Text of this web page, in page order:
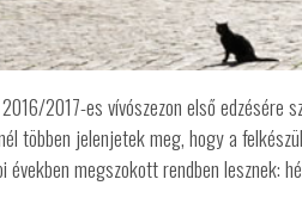
2017-es vívószezon első edzésére
többen jelenjetek meg, hogy a
években megszokott rendben lesznek: